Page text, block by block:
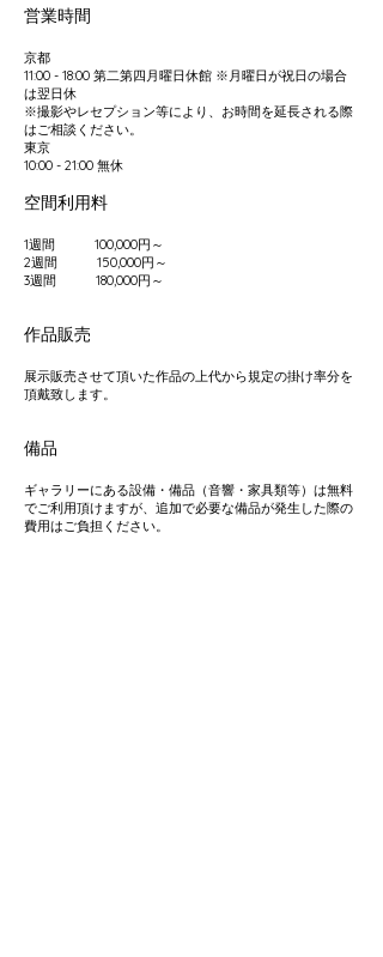
営業時間
京都
11:00 - 18:00 第二第四月曜日休館 ※月曜日が祝日の場合
は翌日休
※撮影やレセプション等により、お時間を延長される際
はご相談ください。
東京
10:00 - 21:00 無休
空間利用料
1週間 100,000円～
2週間 150,000円～
3週間 180,000円～
作品販売
展示販売させて頂いた作品の上代から規定の掛け率分を
頂戴致します。
備品
ギャラリーにある設備・備品（音響・家具類等）は無料
でご利用頂けますが、追加で必要な備品が発生した際の
費用はご負担ください。